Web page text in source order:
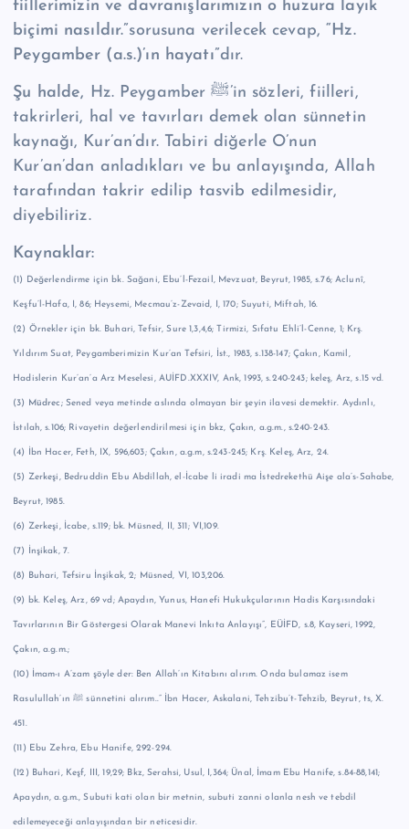
fiillerimizin ve davranışlarımızın o huzura layık
biçimi nasıldır.”sorusuna verilecek cevap, “Hz.
Peygamber (a.s.)’ın hayatı”dır.
Şu halde, Hz. Peygamber ﷺ’in sözleri, fiilleri,
takrirleri, hal ve tavırları demek olan sünnetin
kaynağı, Kur’an’dır. Tabiri diğerle O’nun
Kur’an’dan anladıkları ve bu anlayışında, Allah
tarafından takrir edilip tasvib edilmesidir,
diyebiliriz.
Kaynaklar:
(1) Değerlendirme için bk. Sağani, Ebu’l-Fezail, Mevzuat, Beyrut, 1985, s.76; Aclunî,
Keşfu’l-Hafa, I, 86; Heysemi, Mecmau’z-Zevaid, I, 170; Suyuti, Miftah, 16.
(2) Örnekler için bk. Buhari, Tefsir, Sure 1,3,4,6; Tirmizi, Sıfatu Ehli’l-Cenne, 1; Krş.
Yıldırım Suat, Peygamberimizin Kur’an Tefsiri, İst., 1983, s.138-147; Çakın, Kamil,
Hadislerin Kur’an’a Arz Meselesi, AUİFD.XXXIV, Ank, 1993, s.240-243; keleş, Arz, s.15 vd.
(3) Müdrec;Sened veya metinde aslında olmayan bir şeyin ilavesi demektir. Aydınlı,
İstılah, s.106; Rivayetin değerlendirilmesi için bkz, Çakın, a.g.m., s.240-243.
(4) İbn Hacer, Feth, IX, 596,603; Çakın, a.g.m, s.243-245; Krş. Keleş, Arz, 24.
(5) Zerkeşi, Bedruddin Ebu Abdillah, el-İcabe li iradi ma İstedrekethü Aişe ala’s-Sahabe,
Beyrut, 1985.
(6) Zerkeşi, İcabe, s.119; bk. Müsned, II, 311; VI,109.
(7) İnşikak, 7.
(8) Buhari, Tefsiru İnşikak, 2; Müsned, VI, 103,206.
(9) bk. Keleş, Arz, 69 vd; Apaydın, Yunus, Hanefi Hukukçularının Hadis Karşısındaki
Tavırlarının Bir Göstergesi Olarak Manevi Inkıta Anlayışı”, EÜİFD, s.8, Kayseri, 1992,
Çakın, a.g.m.;
(10) İmam-ı A’zam şöyle der: Ben Allah’ın Kitabını alırım. Onda bulamaz isem
Rasulullah’ın ﷺ sünnetini alırım..” İbn Hacer, Askalani, Tehzibu’t-Tehzib, Beyrut, ts, X.
451.
(11) Ebu Zehra, Ebu Hanife, 292-294.
(12) Buhari, Keşf, III, 19,29; Bkz, Serahsi, Usul, I,364; Ünal, İmam Ebu Hanife, s.84-88,141;
Apaydın, a.g.m., Subuti kati olan bir metnin, subuti zanni olanla nesh ve tebdil
edilemeyeceği anlayışından bir neticesidir.